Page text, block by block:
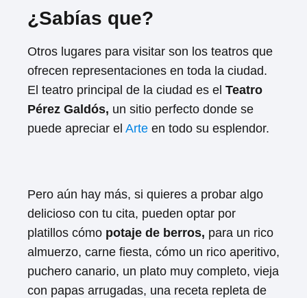
¿Sabías que?
Otros lugares para visitar son los teatros que
ofrecen representaciones en toda la ciudad.
El teatro principal de la ciudad es el Teatro
Pérez Galdós, un sitio perfecto donde se
puede apreciar el Arte en todo su esplendor.
Pero aún hay más, si quieres a probar algo
delicioso con tu cita, pueden optar por
platillos cómo potaje de berros, para un rico
almuerzo, carne fiesta, cómo un rico aperitivo,
puchero canario, un plato muy completo, vieja
con papas arrugadas, una receta repleta de